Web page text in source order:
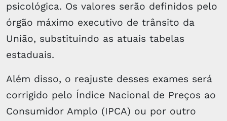
psicológica. Os valores serão definidos pelo
órgão máximo executivo de trânsito da
União, substituindo as atuais tabelas
estaduais.
Além disso, o reajuste desses exames será
corrigido pelo Índice Nacional de Preços ao
Consumidor Amplo (IPCA) ou por outro